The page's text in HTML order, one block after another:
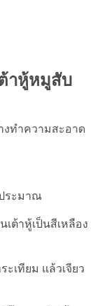
าหู้หมูสับ
งทำความสะอาด
ระมาณ
ต้าหู้เป็นสีเหลือง
เทียม แล้วเจียว